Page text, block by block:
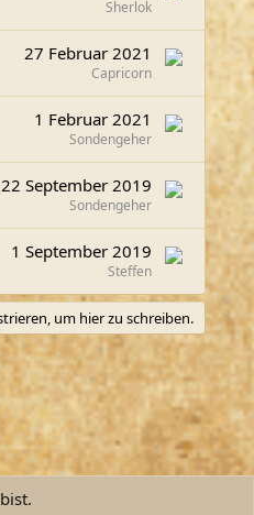
Sherlok
27 Februar 2021
Capricorn
1 Februar 2021
Sondengeher
22 September 2019
Sondengeher
1 September 2019
Steffen
um hier zu schreiben.